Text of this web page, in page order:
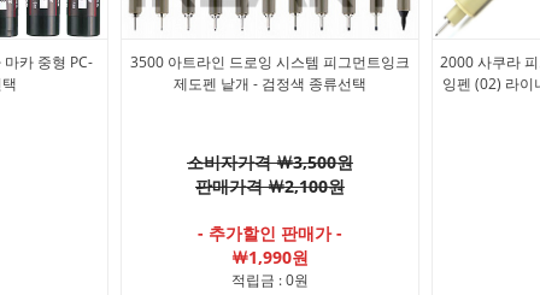
카 중형 PC-
3500 아트라인 드로잉 시스템 피그먼트잉크
제도펜 낱개 - 검정색 종류선택
소비자가격 ￦3,500원
판매가격 ￦2,100원
- 추가할인 판매가 -
￦1,990원
적립금 : 0원
2000 사쿠라
잉펜 (02) 라이